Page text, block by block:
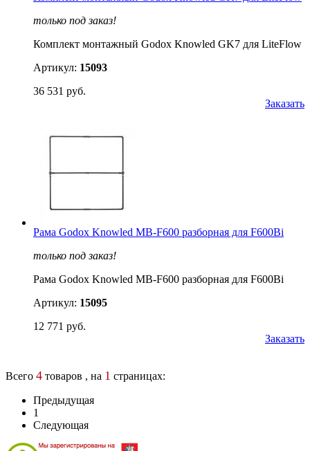
только под заказ!
Комплект монтажный Godox Knowled GK7 для LiteFlow
Артикул: 15093
36 531 руб.
Заказать
Рама Godox Knowled MB-F600 разборная для F600Bi
только под заказ!
Рама Godox Knowled MB-F600 разборная для F600Bi
Артикул: 15095
12 771 руб.
Заказать
Всего 4 товаров , на 1 страницах:
Предыдущая
1
Следующая